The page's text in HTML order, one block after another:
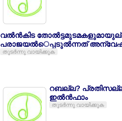
വല്‍ന്‍കിട
പരാജയല്‍െപ്പടുല്‍ന്നത്
തുടര്‍ന്നു വായിക്കുക
റബല്ല?
ഇല്‍ന്‍ഫാം
തുടര്‍ന്നു വായിക്കുക